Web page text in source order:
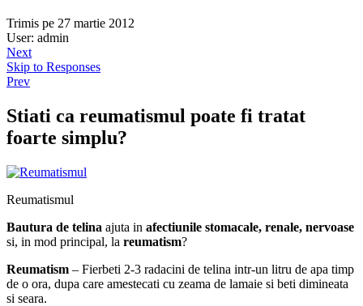
Trimis pe 27 martie 2012
User: admin
Next
Skip to Responses
Prev
Stiati ca reumatismul poate fi tratat
foarte simplu?
Reumatismul
Bautura de telina ajuta in afectiunile stomacale, renale, nervoase
si, in mod principal, la reumatism?
Reumatism – Fierbeti 2-3 radacini de telina intr-un litru de apa timp
de o ora, dupa care amestecati cu zeama de lamaie si beti dimineata
si seara.